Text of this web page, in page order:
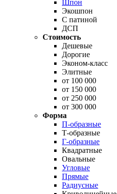
Шпон
Экошпон
С патиной
ДСП
Стоимость
Дешевые
Дорогие
Эконом-класс
Элитные
от 100 000
от 150 000
от 250 000
от 300 000
Форма
П-образные
Т-образные
Г-образные
Квадратные
Овальные
Угловые
Прямые
Радиусные